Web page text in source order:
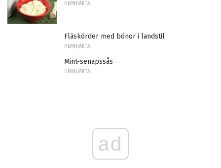
HEMHJÄRTA
Fläskörder med bönor i landstil
HEMHJÄRTA
Mint-senapssås
HEMHJÄRTA
ad